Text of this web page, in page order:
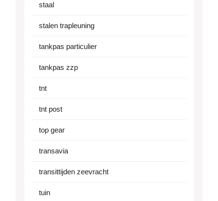
staal
stalen trapleuning
tankpas particulier
tankpas zzp
tnt
tnt post
top gear
transavia
transittijden zeevracht
tuin